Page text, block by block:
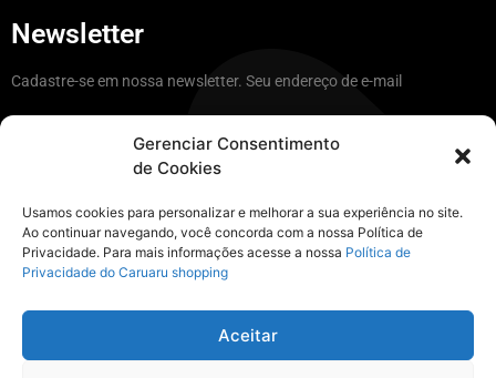
Gerenciar Consentimento
de Cookies
Usamos cookies para personalizar e melhorar a sua experiência no site.
Ao continuar navegando, você concorda com a nossa Política de
Privacidade. Para mais informações acesse a nossa Política de
Privacidade do Caruaru shopping
Aceitar
Newsletter
Cadastre-se em nossa newsletter. Seu endereço de e-mail
Ficar por dentro
Instagram
@caruarushopping a nossa casa é aqui